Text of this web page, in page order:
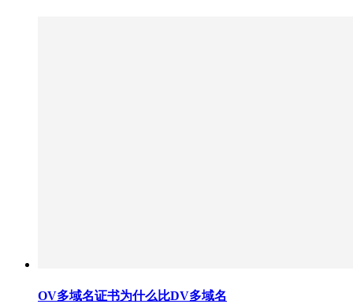
OV多域名证书为什么比DV多域名